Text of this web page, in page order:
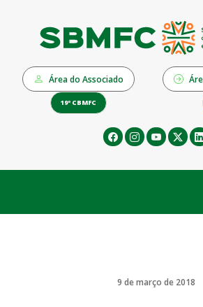
Área do Associado
19º CBMFC
9 de março de 2018